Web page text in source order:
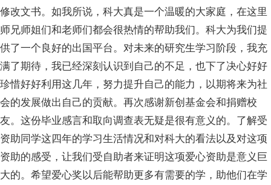
修改文书。如我所说，科大真是一个温暖的大家庭，在这里
师兄师姐们和老师们都会很热情的帮助我们。科大为我们提
供了一个良好的出国平台。对未来的研究生学习阶段，我充
满了期待，我已经深刻认识到自己的不足，也下了决心好好
珍惜好好利用这几年，努力提升自己的能力，以期将来为社
会的发展做出自己的贡献。再次感谢新创基金会和捐赠校
友。这份毕业感言和取向调查表无疑是很有意义的。了解受
资助同学这四年的学习生活情况和对科大的看法以及对这项
资助的感受，让我们受自助者来证明这项爱心资助是意义巨
大的。希望爱心奖以后能帮助更多有需要的学，助他们在学